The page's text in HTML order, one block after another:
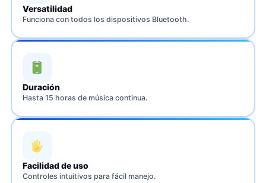
Versatilidad
Funciona con todos los dispositivos Bluetooth.
Duración
Hasta 15 horas de música continua.
Facilidad de uso
Controles intuitivos para fácil manejo.